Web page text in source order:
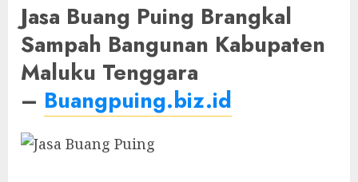
Jasa Buang Puing Brangkal
Sampah Bangunan Kabupaten
Maluku Tenggara
– Buangpuing.biz.id